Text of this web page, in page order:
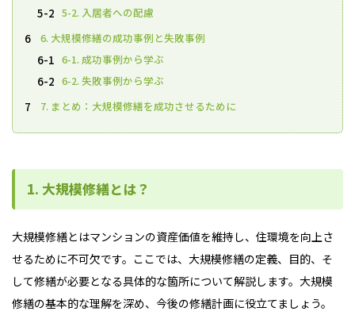
5-2 5-2. 入居者への配慮
6
6. 大規模修繕の成功事例と失敗事例
6-1 6-1. 成功事例から学ぶ
6-2 6-2. 失敗事例から学ぶ
7
7. まとめ：大規模修繕を成功させるために
1. 大規模修繕とは？
大規模修繕とはマンションの資産価値を維持し、住環境を向上さ
せるために不可欠です。ここでは、大規模修繕の定義、目的、そ
して修繕が必要となる具体的な箇所について解説します。大規模
修繕の基本的な理解を深め、今後の修繕計画に役立てましょう。